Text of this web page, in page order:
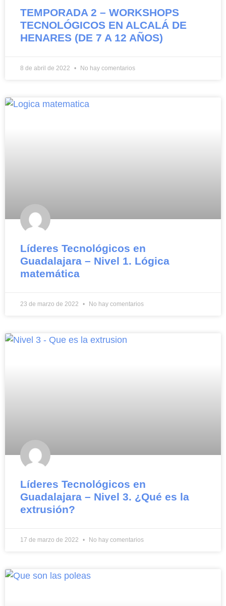
TEMPORADA 2 – WORKSHOPS
TECNOLÓGICOS EN ALCALÁ DE
HENARES (DE 7 A 12 AÑOS)
8 de abril de 2022 No hay comentarios
Líderes Tecnológicos en
Guadalajara – Nivel 1. Lógica
matemática
23 de marzo de 2022 No hay comentarios
Líderes Tecnológicos en
Guadalajara – Nivel 3. ¿Qué es la
extrusión?
17 de marzo de 2022 No hay comentarios